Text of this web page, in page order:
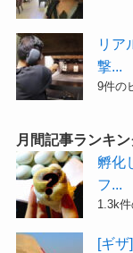
リア
撃...
9件の
月間記事ランキ
孵化
フ...
1.3k
[ギ